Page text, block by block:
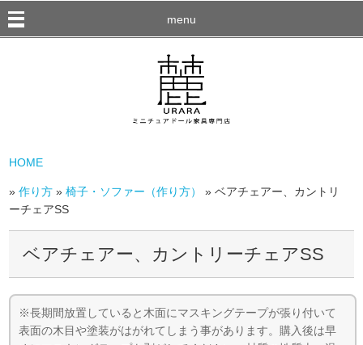
menu
HOME
»作り方 »椅子・ソファー（作り方）
» ベアチェアー、カントリ
ーチェアSS
ベアチェアー、カントリーチェアSS
※長期間放置していると木面にマスキングテープが張り付いて
表面の木目や塗装がはがれてしまう事があります。購入後は早